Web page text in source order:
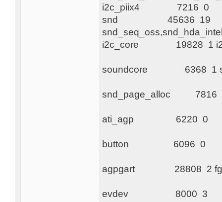
snd 45636 19
i2c_core
agpgart